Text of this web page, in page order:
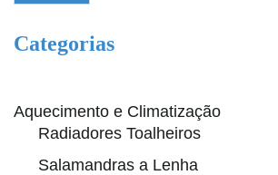
Categorias
Aquecimento e Climatização
Radiadores Toalheiros
Salamandras a Lenha